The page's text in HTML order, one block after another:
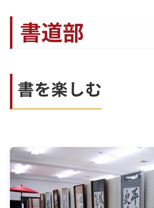
書道部
書を楽しむ